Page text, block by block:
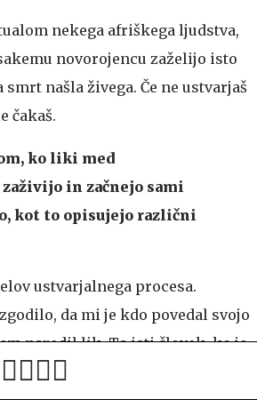
nekega afriškega ljudstva,
novorojencu zaželijo isto
smrt našla živega. Če ne ustvarjaš
čakaš.
ko liki med
in začnejo sami
kot to opisujejo različni
ustvarjalnega procesa.
da mi je kdo povedal svojo
naredil lik. Ta isti človek, ko je